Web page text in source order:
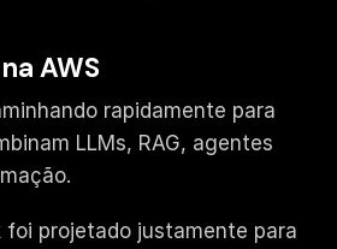
AWS
rapidamente para
LLMs, RAG, agentes
foi projetado justamente para